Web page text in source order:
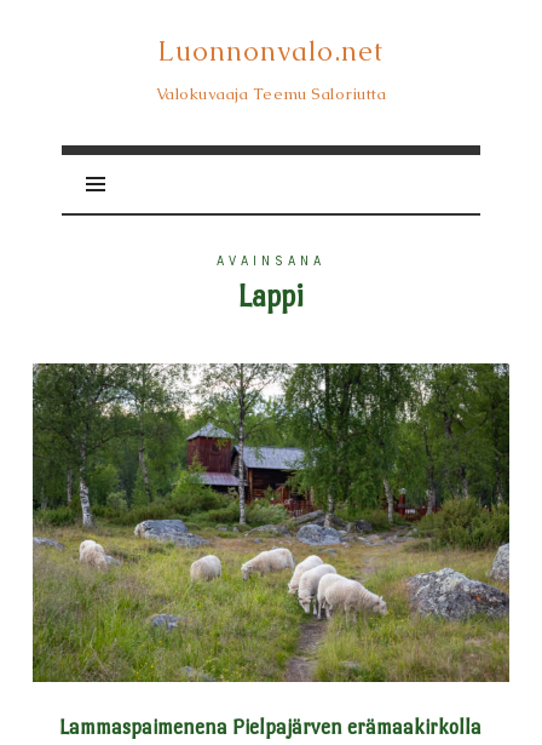
Luonnonvalo.net
Luonnonvalo.net
Valokuvaaja Teemu Saloriutta
AVAINSANA
Lappi
Lammaspaimenena Pielpajärven erämaakirkolla